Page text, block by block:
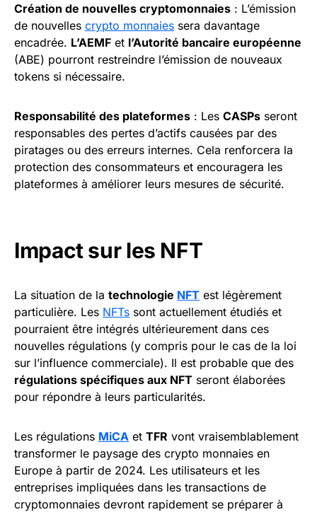
Création de nouvelles cryptomonnaies : L’émission
de nouvelles crypto monnaies sera davantage
encadrée. L’AEMF et l’Autorité bancaire européenne
(ABE) pourront restreindre l’émission de nouveaux
tokens si nécessaire.
Responsabilité des plateformes : Les CASPs seront
responsables des pertes d’actifs causées par des
piratages ou des erreurs internes. Cela renforcera la
protection des consommateurs et encouragera les
plateformes à améliorer leurs mesures de sécurité.
Impact sur les NFT
La situation de la technologie NFT est légèrement
particulière. Les NFTs sont actuellement étudiés et
pourraient être intégrés ultérieurement dans ces
nouvelles régulations (y compris pour le cas de la loi
sur l’influence commerciale). Il est probable que des
régulations spécifiques aux NFT seront élaborées
pour répondre à leurs particularités.
Les régulations MiCA et TFR vont vraisemblablement
transformer le paysage des crypto monnaies en
Europe à partir de 2024. Les utilisateurs et les
entreprises impliquées dans les transactions de
cryptomonnaies devront rapidement se préparer à